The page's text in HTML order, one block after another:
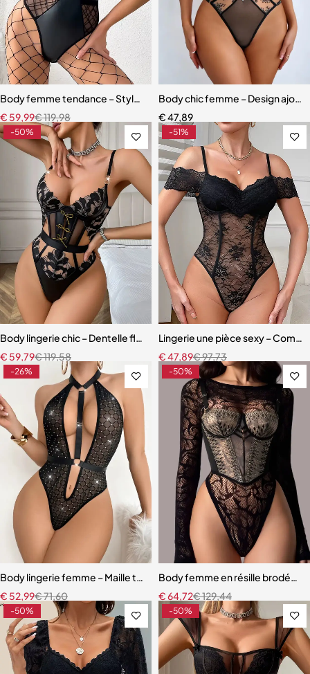
Body femme tendance – Style Y2K en maille respirante et ajustée
€119,98
€ 59,99
Body chic femme – Design
€47,89
-50%
Body lingerie chic – Dentelle florale, style exotique et raffiné
€119,58
€ 59,79
-51%
Lingerie une pièce sexy –
€97,73
€47,89
-26%
Body lingerie femme – Maille texturée à pois et design dos nu
€71,60
€ 52,99
-50%
Body femme en résille brodée
€129,44
€64,72
-50% -50%